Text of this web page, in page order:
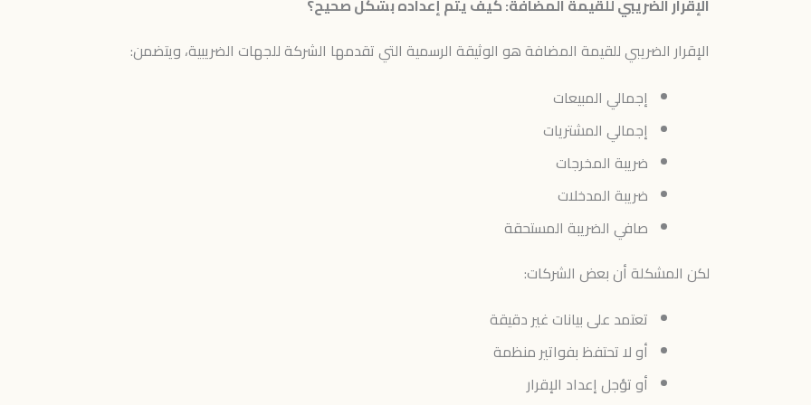
الإقرار الضريبي للقيمة المضافة: كيف يتم إعداده بشكل صحيح؟
الإقرار الضريبي للقيمة المضافة هو الوثيقة الرسمية التي تقدمها الشركة للجهات الضريبية، ويتضمن:
إجمالي المبيعات
إجمالي المشتريات
ضريبة المخرجات
ضريبة المدخلات
صافي الضريبة المستحقة
لكن المشكلة أن بعض الشركات:
تعتمد على بيانات غير دقيقة
أو لا تحتفظ بفواتير منظمة
أو تؤجل إعداد الإقرار